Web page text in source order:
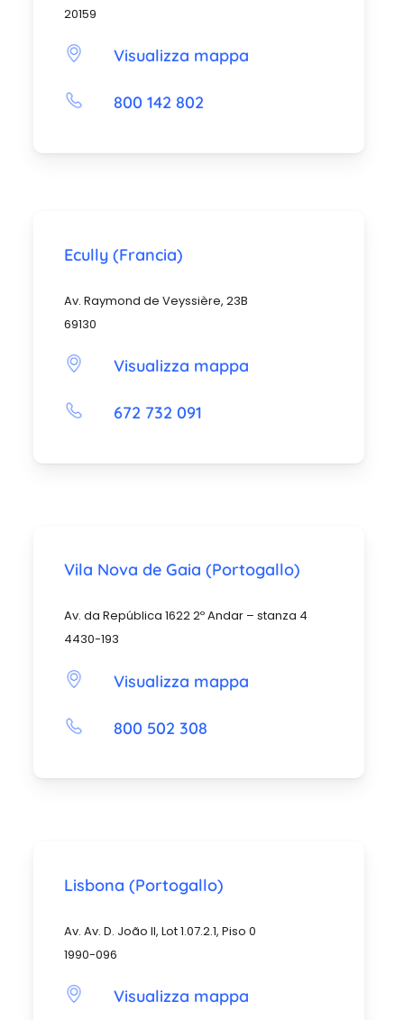
20159
Visualizza mappa
800 142 802
Ecully (Francia)
Av. Raymond de Veyssière, 23B
69130
Visualizza mappa
672 732 091
Vila Nova de Gaia (Portogallo)
Av. da República 1622 2º Andar – stanza 4
4430-193
Visualizza mappa
800 502 308
Lisbona (Portogallo)
Av. Av. D. João II, Lot 1.07.2.1, Piso 0
1990-096
Visualizza mappa